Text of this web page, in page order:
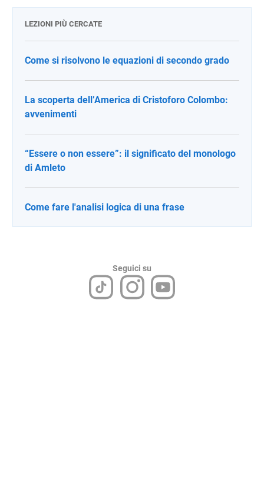
LEZIONI PIÙ CERCATE
Come si risolvono le equazioni di secondo grado
La scoperta dell’America di Cristoforo Colombo:
avvenimenti
“Essere o non essere”: il significato del monologo
di Amleto
Come fare l'analisi logica di una frase
Seguici su